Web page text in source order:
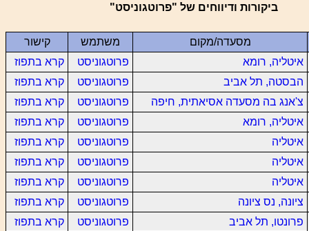
ביקורות ודיווחים של "פרוטגוניסט"
מסעדה/מקום משתמש
קישור
איטליה, רומא
פרוטגוניסט
קרא בתפוז
הבסטה, תל אביב
פרוטגוניסט
קרא בתפוז
צ'אנג בה מסעדה אסיאתית, חיפה
פרוטגוניסט
קרא בתפוז
איטליה, רומא
פרוטגוניסט
קרא בתפוז
איטליה
פרוטגוניסט
קרא בתפוז
איטליה
פרוטגוניסט
קרא בתפוז
איטליה
פרוטגוניסט
קרא בתפוז
ציונה, נס ציונה
פרוטגוניסט
קרא בתפוז
פרונטו, תל אביב
פרוטגוניסט
קרא בתפוז